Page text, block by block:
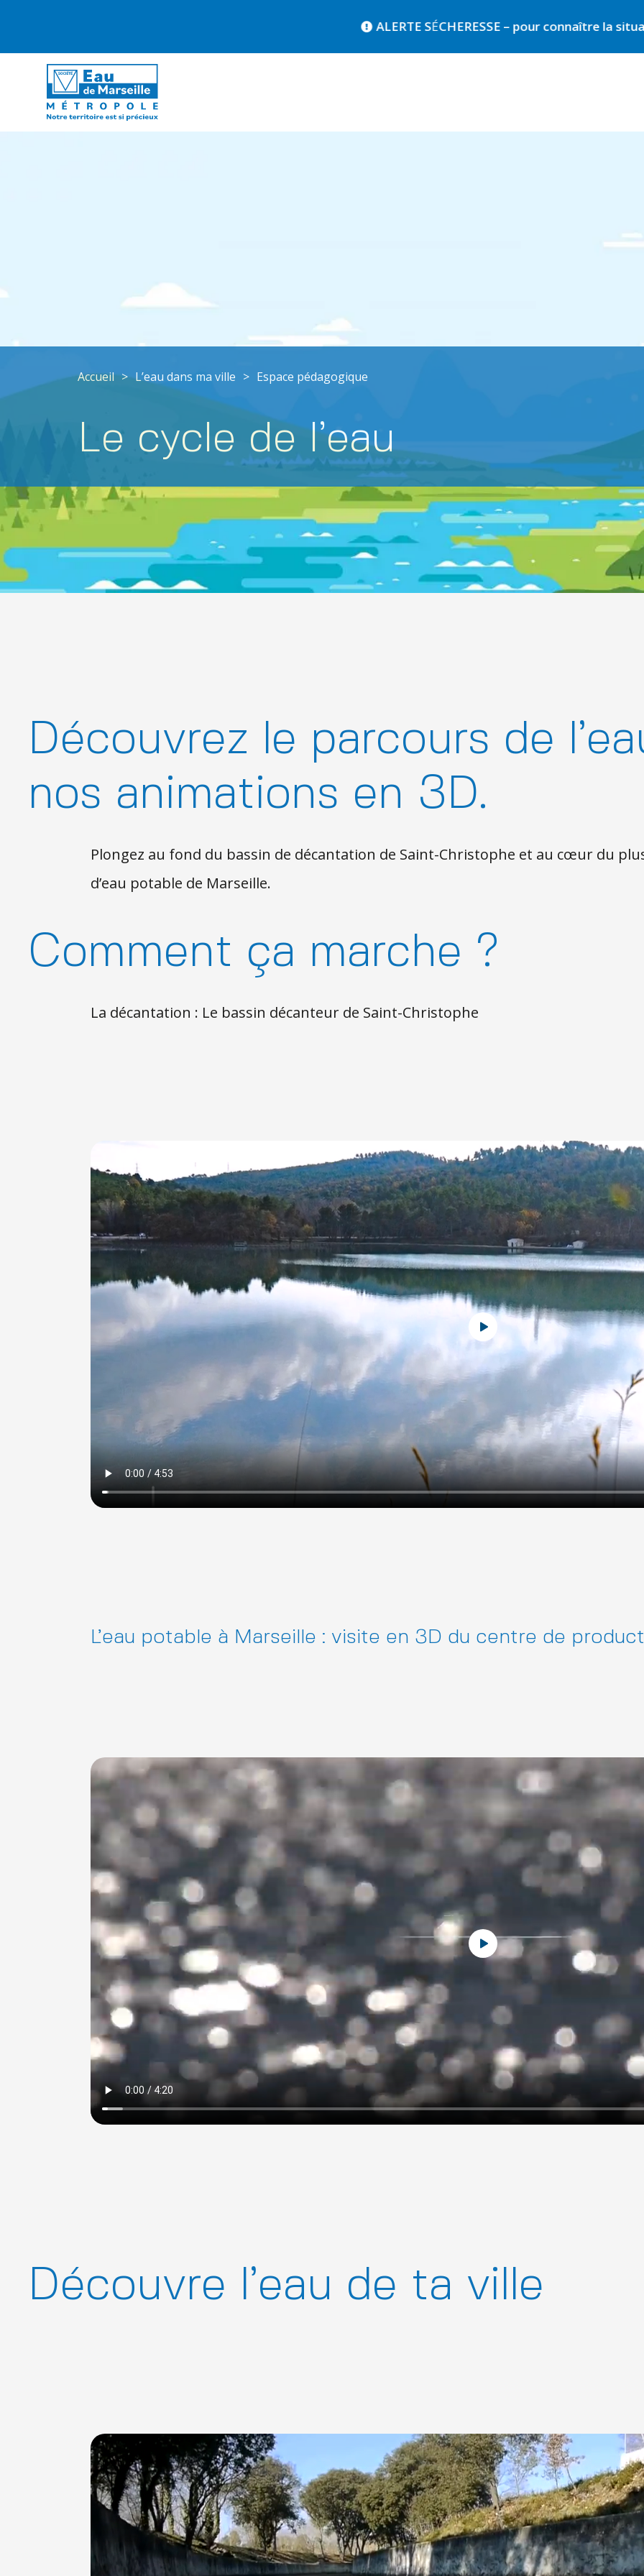
CHERESSE – pour connaître la situation de votre
Accueil > L’eau dans ma ville > Espace pédagogique
Le cycle de l’eau
Découvrez le parcours de
nos animations en 3D.
Plongez au fond du bassin de décantation de Saint-Christophe et au cœur du
d’eau potable de Marseille.
Comment ça marche ?
La décantation : Le bassin décanteur de Saint-Christophe
L’eau potable à Marseille : visite en 3D du centre de
Découvre l’eau de ta ville